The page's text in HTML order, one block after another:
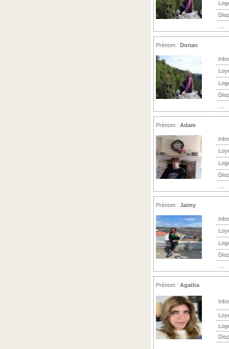
Prénom : Dorian
Prénom : Adam
Prénom : Jaimy
Prénom : Agatha